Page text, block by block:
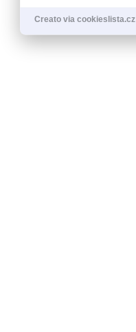
Creato via cookieslista.cz